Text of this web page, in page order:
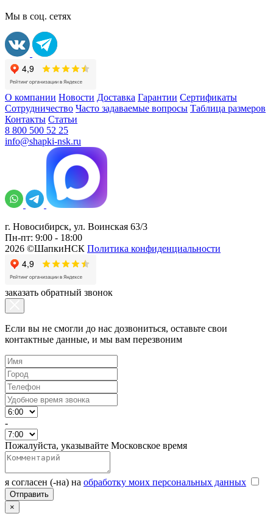
Мы в соц. сетях
О компании Новости Доставка Гарантии Сертификаты
Сотрудничество Часто задаваемые вопросы Таблица размеров
Контакты Статьи
8 800 500 52 25
info@shapki-nsk.ru
г. Новосибирск, ул. Воинская 63/3
Пн-пт: 9:00 - 18:00
2026 ©ШапкиНСК Политика конфиденциальности
заказать обратный звонок
Если вы не смогли до нас дозвониться, оставьте свои
контактные данные, и мы вам перезвоним
-
Пожалуйста, указывайте Московское время
я согласен (-на) на обработку моих персональных данных
×